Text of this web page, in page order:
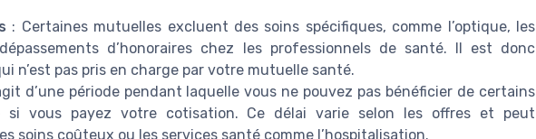
: Certaines mutuelles excluent des soins spécifiques, comme l’optique, les
d’honoraires chez les professionnels de santé. Il est donc
n’est pas pris en charge par votre mutuelle santé.
d’une période pendant laquelle vous ne pouvez pas bénéficier de certains
si vous payez votre cotisation. Ce délai varie selon les offres et peut
soins coûteux ou les services santé comme l’hospitalisation.